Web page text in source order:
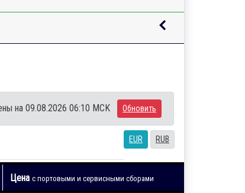
на 09.08.2026 06:10 MCK Обновить
EUR RUB
Цена с портовыми и сервисными сборами